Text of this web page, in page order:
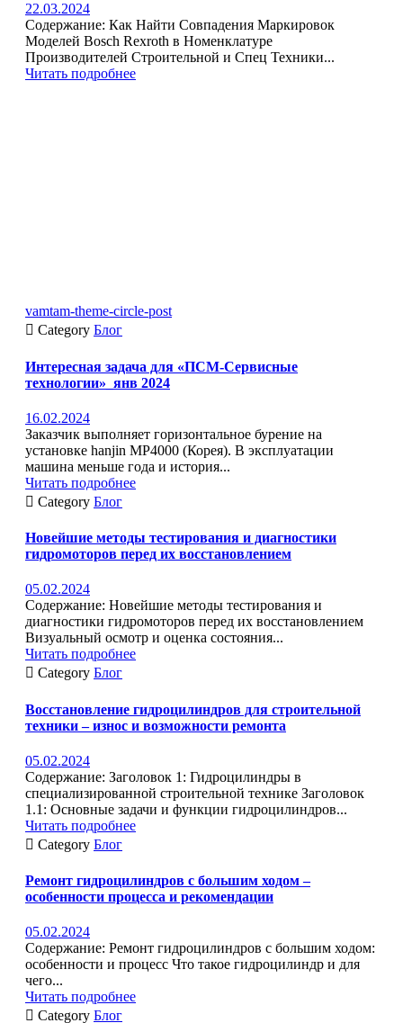
22.03.2024
Содержание: Как Найти Совпадения Маркировок
Моделей Bosch Rexroth в Номенклатуре
Производителей Строительной и Спец Техники...
Читать подробнее
vamtam-theme-circle-post
 Category Блог
Интересная задача для «ПСМ-Сервисные
технологии»_янв 2024
16.02.2024
Заказчик выполняет горизонтальное бурение на
установке hanjin MP4000 (Корея). В эксплуатации
машина меньше года и история...
Читать подробнее
 Category Блог
Новейшие методы тестирования и диагностики
гидромоторов перед их восстановлением
05.02.2024
Содержание: Новейшие методы тестирования и
диагностики гидромоторов перед их восстановлением
Визуальный осмотр и оценка состояния...
Читать подробнее
 Category Блог
Восстановление гидроцилиндров для строительной
техники – износ и возможности ремонта
05.02.2024
Содержание: Заголовок 1: Гидроцилиндры в
специализированной строительной технике Заголовок
1.1: Основные задачи и функции гидроцилиндров...
Читать подробнее
 Category Блог
Ремонт гидроцилиндров с большим ходом –
особенности процесса и рекомендации
05.02.2024
Содержание: Ремонт гидроцилиндров с большим ходом:
особенности и процесс Что такое гидроцилиндр и для
чего...
Читать подробнее
 Category Блог